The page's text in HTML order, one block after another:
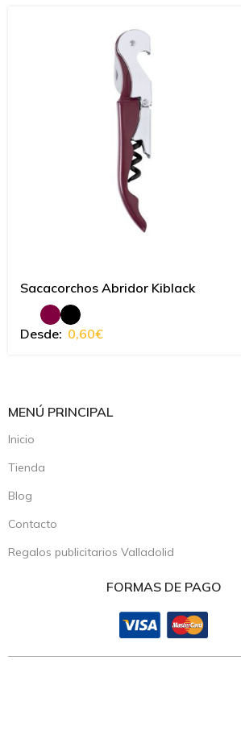
Sacacorchos Abridor Kiblack
Desde: 0,60€
MENÚ PRINCIPAL
Inicio
Tienda
Blog
Contacto
Regalos publicitarios Valladolid
FORMAS DE PAGO